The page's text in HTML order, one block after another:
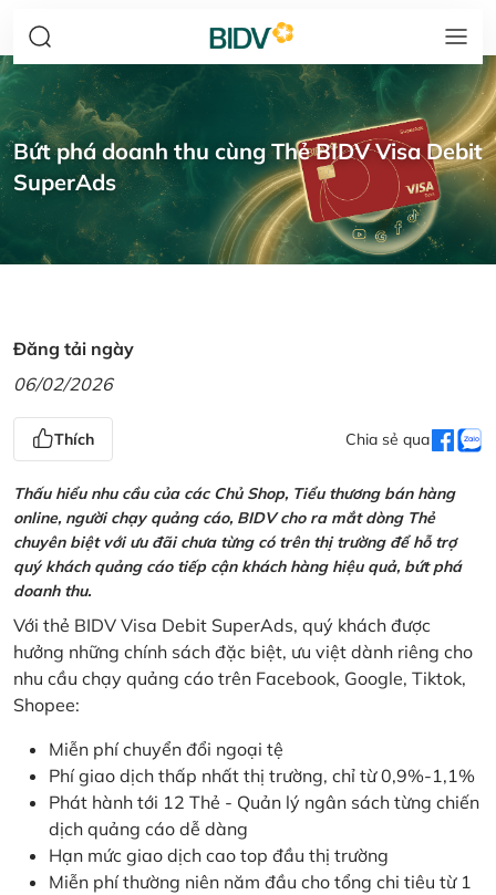
Bứt phá doanh thu cùng Thẻ BIDV Visa Debit
SuperAds
Đăng tải ngày
06/02/2026
Thích Chia sẻ qua
Thấu hiểu nhu cầu của các Chủ Shop, Tiểu thương bán hàng
online, người chạy quảng cáo, BIDV cho ra mắt dòng Thẻ
chuyên biệt với ưu đãi chưa từng có trên thị trường để hỗ trợ
quý khách quảng cáo tiếp cận khách hàng hiệu quả, bứt phá
doanh thu.
Với thẻ BIDV Visa Debit SuperAds, quý khách được
hưởng những chính sách đặc biệt, ưu việt dành riêng cho
nhu cầu chạy quảng cáo trên Facebook, Google, Tiktok,
Shopee:
Miễn phí chuyển đổi ngoại tệ
Phí giao dịch thấp nhất thị trường, chỉ từ 0,9%-1,1%
Phát hành tới 12 Thẻ - Quản lý ngân sách từng chiến
dịch quảng cáo dễ dàng
Hạn mức giao dịch cao top đầu thị trường
Miễn phí thường niên năm đầu cho tổng chi tiêu từ 1